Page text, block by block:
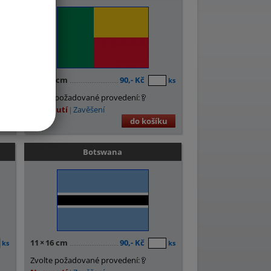
16 cm 90,- Kč ks
Zvolte požadované provedení:
Nasunutí Zavěšení
do košíku
ks
Botswana
11 × 16 cm 90,- Kč ks
Zvolte požadované provedení: